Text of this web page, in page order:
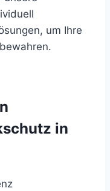
um Ihre
bewahren.
in